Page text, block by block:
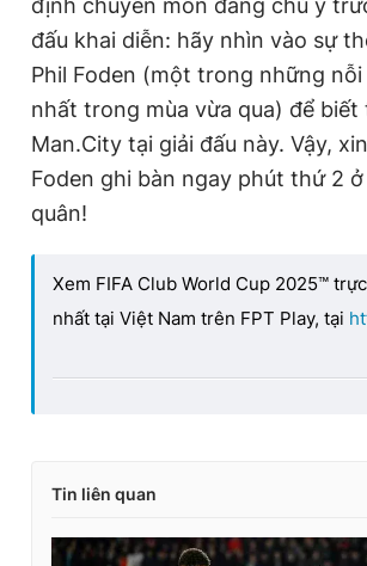
định chuyên môn đáng chú ý
đấu khai diễn: hãy nhìn vào sự
Phil Foden (một trong những
nhất trong mùa vừa qua) để
Man.City tại giải đấu này. Vậy,
Foden ghi bàn ngay phút thứ 2
quân!
Xem FIFA Club World Cup 2025™
nhất tại Việt Nam trên FPT Play, tại
Tin liên quan